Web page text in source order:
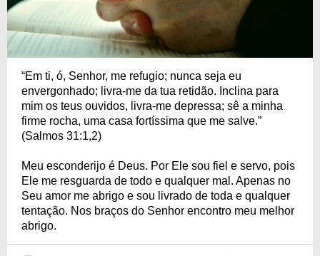
“Em ti, ó, Senhor, me refugio; nunca seja eu
envergonhado; livra-me da tua retidão. Inclina para
mim os teus ouvidos, livra-me depressa; sê a minha
firme rocha, uma casa fortíssima que me salve.”
(Salmos 31:1,2)
Meu esconderijo é Deus. Por Ele sou fiel e servo, pois
Ele me resguarda de todo e qualquer mal. Apenas no
Seu amor me abrigo e sou livrado de toda e qualquer
tentação. Nos braços do Senhor encontro meu melhor
abrigo.